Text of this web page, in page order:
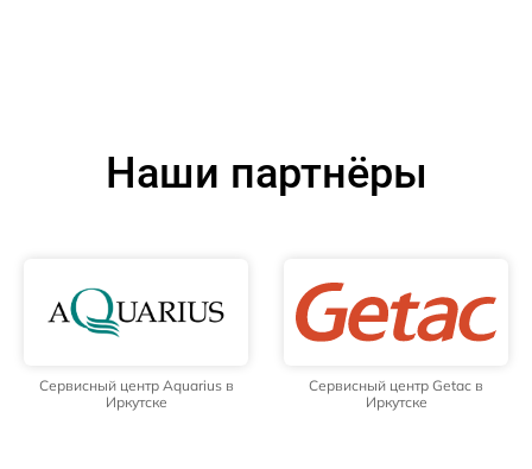
Наши партнёры
Сервисный центр Aquarius в
Иркутске
Сервисный центр Getac в
Иркутске